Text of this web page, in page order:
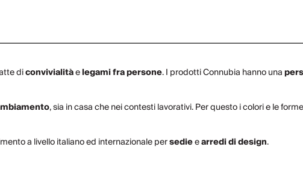
diconvivialitàelegami fra persone. I prodotti Connubia hanno una
, sia in casa che nei contesti lavorativi. Per questo i colori e le
a livello italiano ed internazionale persedieearredi di design.